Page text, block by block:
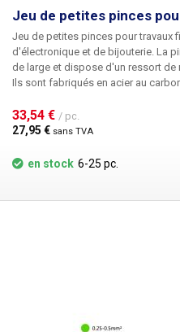
Jeu de petites pinces
Jeu de petites pinces pour travaux
d'électronique et de bijouterie. La
de large et dispose d'un ressort
Ils sont fabriqués en acier au
mallette, vous trouverez
pinces
plates pinces à becs plats pinces
33,54 € / pc.
27,95 € sans TVA
en stock 6-25 pc.